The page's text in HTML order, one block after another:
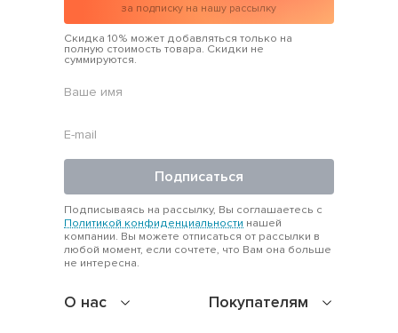
О нас Покупателям
за подписку на нашу рассылку
Скидка 10% может добавляться только на
полную стоимость товара. Скидки не
суммируются.
Подписаться
Подписываясь на рассылку, Вы соглашаетесь с
Политикой конфиденциальности нашей
компании. Вы можете отписаться от рассылки в
любой момент, если сочтете, что Вам она больше
не интересна.